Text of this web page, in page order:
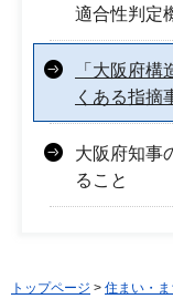
適合性判定
「大阪府
くある指摘
大阪府知事
ること
トップページ > 住まい・ま